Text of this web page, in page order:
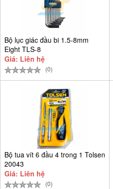
Bộ lục giác đầu bi 1.5-8mm
Eight TLS-8
Giá: Liên hệ
(0)
Bộ tua vít 6 đầu 4 trong 1 Tolsen
20043
Giá: Liên hệ
(0)